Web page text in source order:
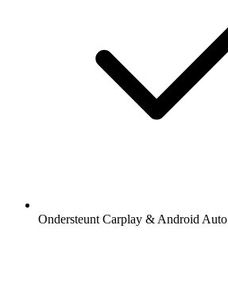
Ondersteunt Carplay & Android Auto